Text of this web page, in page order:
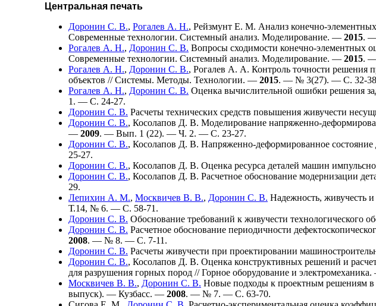
Центральная печать
Доронин С. В., Рогалев А. Н., Рейзмунт Е. М. Анализ конечно-
Современные технологии. Системный анализ. Моделирование. — 2015.
Рогалев А. Н., Доронин С. В. Вопросы сходимости конечно-элементных
Современные технологии. Системный анализ. Моделирование. — 2015.
Рогалев А. Н., Доронин С. В., Рогалев А. А. Контроль точности решения
объектов // Системы. Методы. Технологии. — 2015. — № 3(27). — С. 32-
Рогалев А. Н., Доронин С. В. Оценка вычислительной ошибки решения
1. — С. 24-27.
Доронин С. В. Расчеты технических средств повышения живучести
Доронин С. В., Косолапов Д. В. Моделирование напряженно-
— 2009. — Вып. 1 (22). — Ч. 2. — С. 23-27.
Доронин С. В., Косолапов Д. В. Напряженно-деформированное
25-27.
Доронин С. В., Косолапов Д. В. Оценка ресурса деталей машин
Доронин С. В., Косолапов Д. В. Расчетное обоснование модернизации
29.
Лепихин А. М., Москвичев В. В., Доронин С. В. Надежность, живучесть
Т.14, № 6. — С. 58-71.
Доронин С. В. Обоснование требований к живучести технологического
Доронин С. В. Расчетное обоснование периодичности
2008. — № 8. — С. 7-11.
Доронин С. В. Расчеты живучести при проектировании
Доронин С. В., Косолапов Д. В. Оценка конструктивных решений и
для разрушения горных пород // Горное оборудование и
Москвичев В. В., Доронин С. В. Новые подходы к проектным решениям
выпуск). — Кузбасс. — 2008. — № 7. — С. 63-70.